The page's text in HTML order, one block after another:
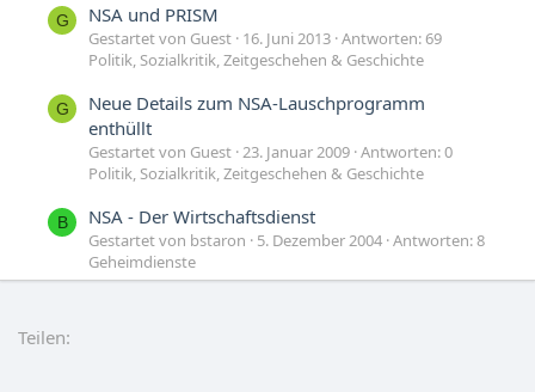
G NSA und PRISM
Gestartet von Guest 16. Juni 2013 Antworten: 69
Politik, Sozialkritik, Zeitgeschehen & Geschichte
G
Neue Details zum NSA-Lauschprogramm
enthüllt
Gestartet von Guest 23. Januar 2009 Antworten: 0
Politik, Sozialkritik, Zeitgeschehen & Geschichte
B NSA - Der Wirtschaftsdienst
Gestartet von bstaron 5. Dezember 2004 Antworten: 8
Geheimdienste
Teilen: